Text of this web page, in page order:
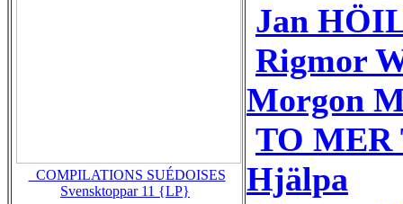
_COMPILATIONS SUÉDOISES
Svensktoppar 11 {LP}
Jan
Rigmor
Morgon
TO MER
Hjälpa